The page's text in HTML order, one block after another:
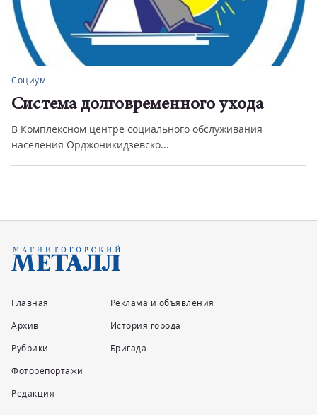
Социум
Система долговременного ухода
В Комплексном центре социального обслуживания
населения Орджоникидзевско...
Главная
Архив
Рубрики
Фоторепортажи
Редакция
Реклама и объявления
История города
Бригада